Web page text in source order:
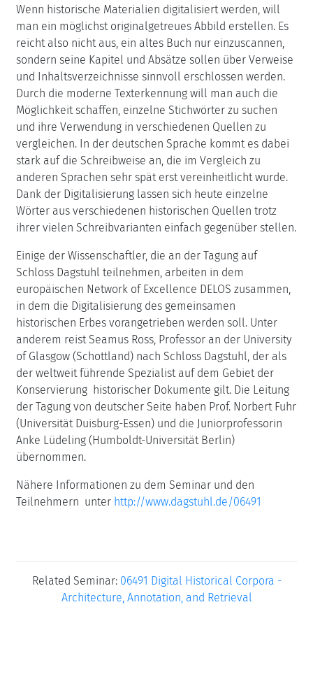
Wenn historische Materialien digitalisiert werden, will
man ein möglichst originalgetreues Abbild erstellen. Es
reicht also nicht aus, ein altes Buch nur einzuscannen,
sondern seine Kapitel und Absätze sollen über Verweise
und Inhaltsverzeichnisse sinnvoll erschlossen werden.
Durch die moderne Texterkennung will man auch die
Möglichkeit schaffen, einzelne Stichwörter zu suchen
und ihre Verwendung in verschiedenen Quellen zu
vergleichen. In der deutschen Sprache kommt es dabei
stark auf die Schreibweise an, die im Vergleich zu
anderen Sprachen sehr spät erst vereinheitlicht wurde.
Dank der Digitalisierung lassen sich heute einzelne
Wörter aus verschiedenen historischen Quellen trotz
ihrer vielen Schreibvarianten einfach gegenüber stellen.
Einige der Wissenschaftler, die an der Tagung auf
Schloss Dagstuhl teilnehmen, arbeiten in dem
europäischen Network of Excellence DELOS zusammen,
in dem die Digitalisierung des gemeinsamen
historischen Erbes vorangetrieben werden soll. Unter
anderem reist Seamus Ross, Professor an der University
of Glasgow (Schottland) nach Schloss Dagstuhl, der als
der weltweit führende Spezialist auf dem Gebiet der
Konservierung historischer Dokumente gilt. Die Leitung
der Tagung von deutscher Seite haben Prof. Norbert Fuhr
(Universität Duisburg-Essen) und die Juniorprofessorin
Anke Lüdeling (Humboldt-Universität Berlin)
übernommen.
Nähere Informationen zu dem Seminar und den
Teilnehmern unter http://www.dagstuhl.de/06491
Related Seminar: 06491 Digital Historical Corpora -
Architecture, Annotation, and Retrieval